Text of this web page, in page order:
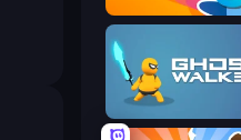
Monster Box